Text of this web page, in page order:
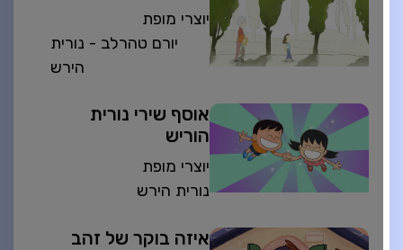
יוצרי מופת
יורם טהרלב - נורית
הירש
אוסף שירי נורית
הוריש
יוצרי מופת
נורית הירש
איזה בוקר של זהב